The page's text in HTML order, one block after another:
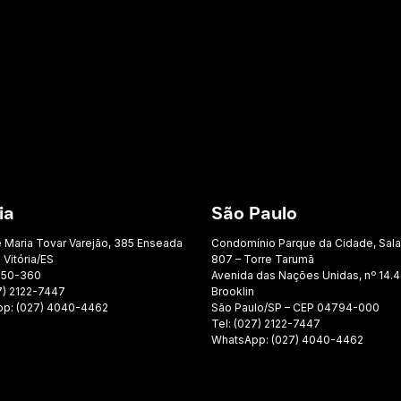
Maria Tovar Varejão, 385 Enseada
ES
360
2122-7447
(027) 4040-4462
São Paulo
Condomínio Parque da Cidade,
807 – Torre Tarumã
Avenida das Nações Unidas, nº
Brooklin
São Paulo/SP – CEP 04794-000
Tel: (027) 2122-7447
WhatsApp: (027) 4040-4462